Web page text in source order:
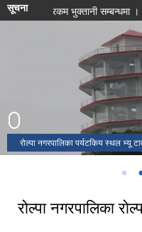
सूचना रकम भुक्तानी सम्बन्धमा ।
रोल्पा नगरपालिका नगर कार्यपालिकाको
रोल्पा नगरपालिका पर्यटकिय स्थल भ्यू
रोल्पा नगरपालिका पर्यटकिय स्थल
१३ ओं नगर सभा
दिक्षान्त समारोह रोल्पा नगरपालिका
रोल्पा नगरपालिका